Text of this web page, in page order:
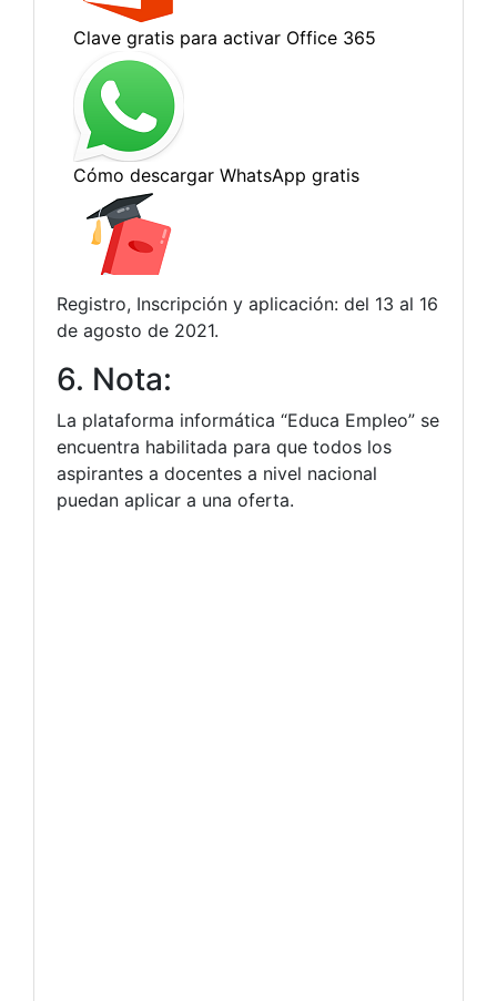
Registro, Inscripción y aplicación: del 13 al 16
de agosto de 2021.
6. Nota:
La plataforma informática “Educa Empleo” se
encuentra habilitada para que todos los
aspirantes a docentes a nivel nacional
puedan aplicar a una oferta.